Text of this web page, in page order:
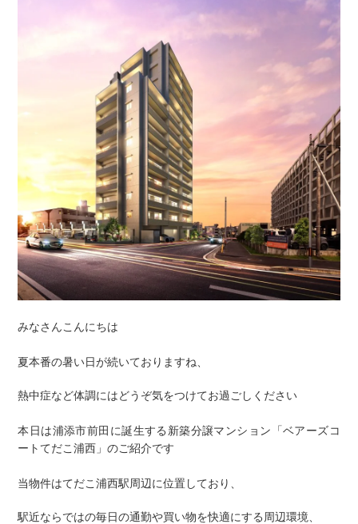
みなさんこんにちは
夏本番の暑い日が続いておりますね、
熱中症など体調にはどうぞ気をつけてお過ごしください
本日は浦添市前田に誕生する新築分譲マンション「ベアーズコ
ートてだこ浦西」のご紹介です
当物件はてだこ浦西駅周辺に位置しており、
駅近ならではの毎⽇の通勤や買い物を快適にする周辺環境、